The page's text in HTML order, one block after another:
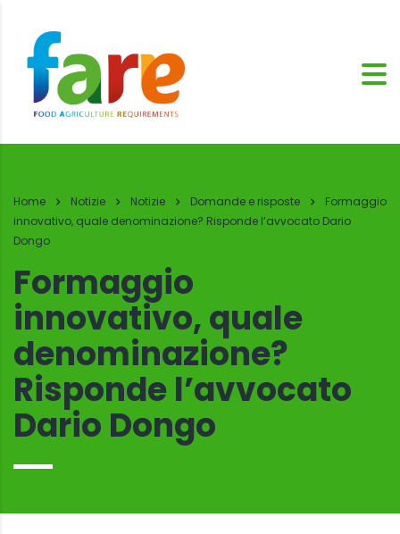
Home Notizie Notizie Domande e risposte
Formaggio
innovativo, quale denominazione? Risponde l’avvocato Dario
Dongo
Formaggio
innovativo, quale
denominazione?
Risponde l’avvocato
Dario Dongo